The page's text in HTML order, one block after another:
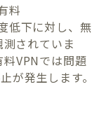
料
低下に対し、無
されていま
VPNでは問題
が発生します。